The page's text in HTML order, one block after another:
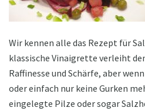
Wir kennen alle das Rezept für
klassische Vinaigrette verleiht
Raffinesse und Schärfe, aber
oder einfach nur keine Gurken
eingelegte Pilze oder sogar